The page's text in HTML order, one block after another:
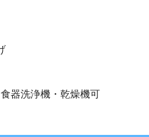
器洗浄機・乾燥機可